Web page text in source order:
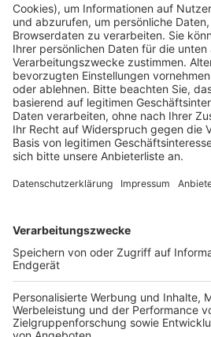
Aushang zu veröffentlichen.
Veröffentlicht: Dienstag, 20.05.2025
Anzeige
Keine Auswirkungen auf
In Kerpen müssen CDU, Linke
Kandidaten für die anstehende
des Wahlbüros. Das hatte
ausgewählten Wahlbezirke per